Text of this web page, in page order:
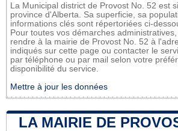
La Municipal district de Provost No. 52 est
province d'Alberta. Sa superficie, sa
informations clés sont répertoriées ci-
Pour toutes vos démarches
rendre à la mairie de Provost No. 52 à
indiqués sur cette page ou contacter le
par téléphone ou par mail selon votre
disponibilité du service.
Mettre à jour les données
LA MAIRIE DE